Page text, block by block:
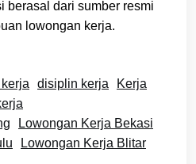
berasal dari sumber resmi
lowongan kerja.
disiplin kerja
Kerja
Lowongan Kerja Bekasi
Lowongan Kerja Blitar